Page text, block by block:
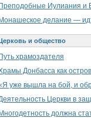
Преподобные Иулиания и
Монашеское делание —
и общество
Путь храмоздателя
Донбасса как
уже вышла на бой, и
Церкви в
Многодетность должна